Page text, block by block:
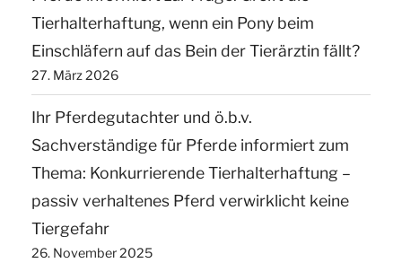
nicht
die
Annahme
„Wie-
Beschäftigung““
Tierhalterhaftung, wenn ein Pony beim
Einschläfern auf das Bein der Tierärztin fällt?
27. März 2026
Ihr Pferdegutachter und ö.b.v.
Sachverständige für Pferde informiert zum
Thema: Konkurrierende Tierhalterhaftung –
passiv verhaltenes Pferd verwirklicht keine
Tiergefahr
26. November 2025